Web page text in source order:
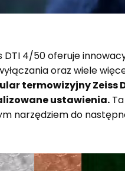
DTI 4/50 oferuje
oraz wiele
termowizyjny Zeiss
ustawienia.
narzędziem do